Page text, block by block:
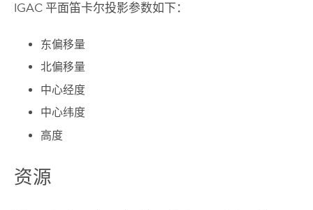
IGAC 平面笛卡尔投影参数如下：
东偏移量
北偏移量
中心经度
中心纬度
高度
资源